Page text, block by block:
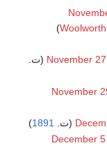
(
November 27
November
1891
)
December 5